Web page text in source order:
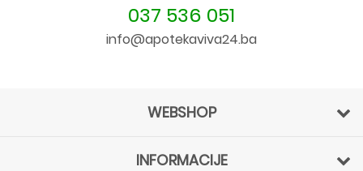
037 536 051
info@apotekaviva24.ba
WEBSHOP
INFORMACIJE